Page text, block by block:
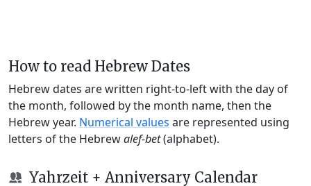
How to read Hebrew Dates
Hebrew dates are written right-to-left with the day of
the month, followed by the month name, then the
Hebrew year. Numerical values are represented using
letters of the Hebrewalef-bet(alphabet).
Yahrzeit + Anniversary Calendar